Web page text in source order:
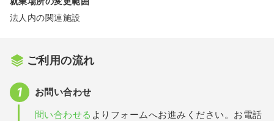
法人内の関連施設
ご利用の流れ
お問い合わせ
問い合わせる よりフォームへお進みください。お電話